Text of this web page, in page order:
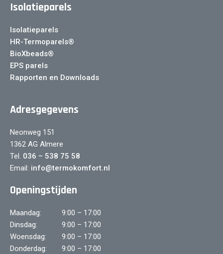
Isolatieparels
Isolatieparels
HR-Termoparels®
BioXbeads®
EPS parels
Rapporten en Downloads
Adresgegevens
Neonweg 151
1362 AG Almere
Tel. 036 – 538 75 58
Email: info@termokomfort.nl
Openingstijden
Maandag:
9:00 – 17:00
Dinsdag:
9:00 – 17:00
Woensdag:
9:00 – 17:00
Donderdag:
9:00 – 17:00